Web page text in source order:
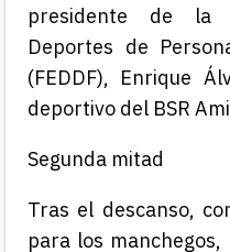
presidente de la
Deportes de
(FEDDF), Enrique
deportivo del BSR
Segunda mitad
Tras el descanso,
para los